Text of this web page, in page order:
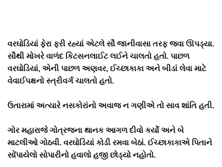
વરઘોડિયાં ફેરા ફરી રહ્યાં એટલે સૌ જાનીવાસા તરફ જવા ઊપડ્યા.
સૌથી મોખરે વાળંદ કિટસનલાઈટ લઈને ચાલતો હતો. પાછળ
વરઘોડિયાં, એની પાછળ અણવર, ઈચ્છાકાકા અને બીડાં લેવા માટે
વેવાઈપક્ષનો સ્ત્રીવર્ગ ચાલતો હતો.
ઉતારામાં અત્યારે નસકોરાંનો અવાજ ન ગણીએ તો સાવ શાંતિ હતી.
ગોર મહારાજે ગોત્રજના થાનક આગળ દીવો કર્યો અને બે
માટલીઓ ગોઠવી. વરઘોડિયાં કોડી રમવા બેઠાં. ઈચ્છાકાકાએ પિતાને
સોંપાયેલો સોપારીનો હવાલો હજી છોડ્યો નહોતો.